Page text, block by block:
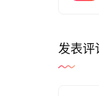
发表评